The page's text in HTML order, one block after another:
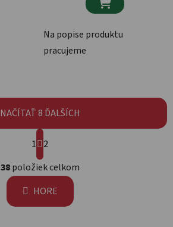

Na popise produktu
pracujeme
Ovládacie prvky výpisu
NAČÍTAŤ 8 ĎALŠÍCH
Stránkovanie
1
2
38položiek celkom
HORE